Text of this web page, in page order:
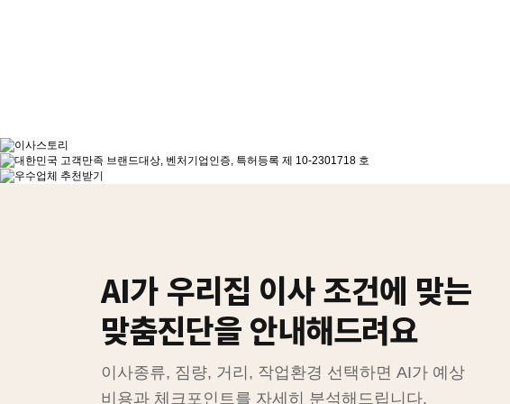
AI가 우리집 이사 조건에 맞는
맞춤진단을 안내해드려요
이사종류, 짐량, 거리, 작업환경 선택하면 AI가 예상
비용과 체크포인트를 자세히 분석해드립니다.